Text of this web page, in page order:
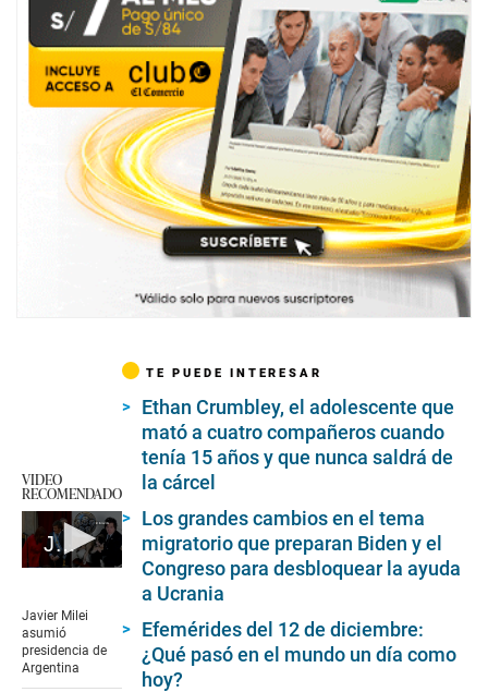
VIDEO
RECOMENDADO
Javier Milei asumió presidencia de Argentina
of
6
minutes,
37
seconds
Javier Milei
asumió
presidencia de
Argentina
TE PUEDE INTERESAR
Ethan Crumbley, el adolescente que
mató a cuatro compañeros cuando
tenía 15 años y que nunca saldrá de
la cárcel
Los grandes cambios en el tema
migratorio que preparan Biden y el
Congreso para desbloquear la ayuda
a Ucrania
Efemérides del 12 de diciembre:
¿Qué pasó en el mundo un día como
hoy?